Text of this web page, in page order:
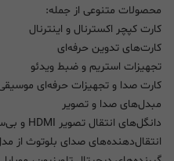
محصولات متنوعی از جمله:
کارت کپچر اکسترنال و اینترنال
کارت‌های تدوین حرفه‌ای
تجهیزات استریم و ضبط ویدئو
کارت صدا و تجهیزات حرفه‌ای
مبدل‌های صدا و تصویر
دانگل‌های انتقال تصویر HDMI و بی‌سیم
انتقال‌دهنده‌های صدای بلوتوث از